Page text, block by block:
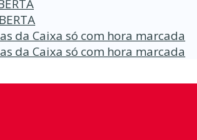
da Caixa só com hora marcada
da Caixa só com hora marcada